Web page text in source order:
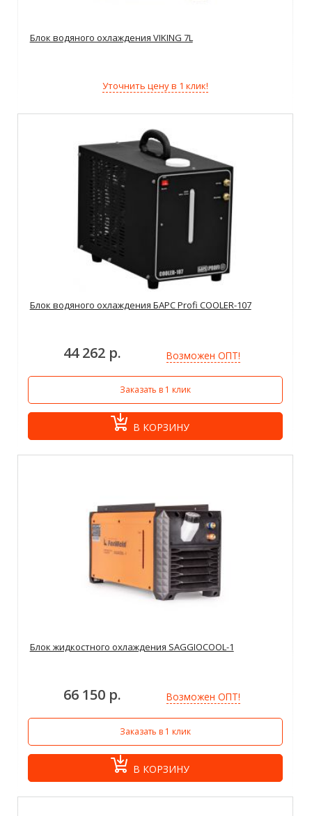
Блок водяного охлаждения VIKING 7L
Уточнить цену в 1 клик!
Блок водяного охлаждения БАРС Profi COOLER-107
44 262 р. Возможен ОПТ!
Заказать в 1 клик
В КОРЗИНУ
Блок жидкостного охлаждения SAGGIOCOOL-1
66 150 р. Возможен ОПТ!
Заказать в 1 клик
В КОРЗИНУ